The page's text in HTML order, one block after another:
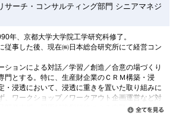
サーチ・コンサルティング部門 シニアマネジ
年、京都大学大学院工学研究科修了。
従事した後、現在㈱日本総合研究所にて経営コン
ションによる対話／学習／創造／合意の場づくり
門とする。特に、生産財企業のＣＲＭ構築・浸
・浸透において、浸透に重きを置いた取り組みに
、ワークショップ／ワークアウト企画運営など対
開発支援、問題解決型研修による中堅人材・マネ